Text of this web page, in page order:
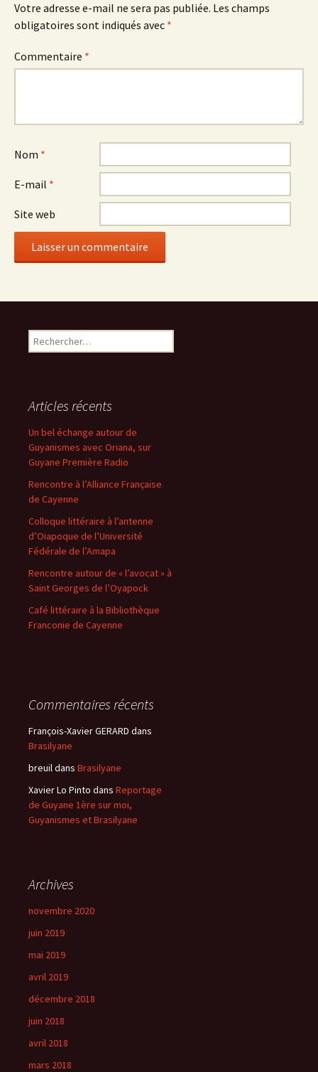
Votre adresse e-mail ne sera pas publiée. Les champs
obligatoires sont indiqués avec *
Commentaire *
Nom *
E-mail *
Site web
Rechercher :
Articles récents
Un bel échange autour de
Guyanismes avec Oriana, sur
Guyane Première Radio
Rencontre à l’Alliance Française
de Cayenne
Colloque littéraire à l’antenne
d’Oiapoque de l’Université
Fédérale de l’Amapa
Rencontre autour de « l’avocat » à
Saint Georges de l’Oyapock
Café littéraire à la Bibliothèque
Franconie de Cayenne
Commentaires récents
François-Xavier GERARD dans
Brasilyane
breuildans Brasilyane
Xavier Lo Pinto dans Reportage
de Guyane 1ère sur moi,
Guyanismes et Brasilyane
Archives
novembre 2020
juin 2019
mai 2019
avril 2019
décembre 2018
juin 2018
avril 2018
mars 2018